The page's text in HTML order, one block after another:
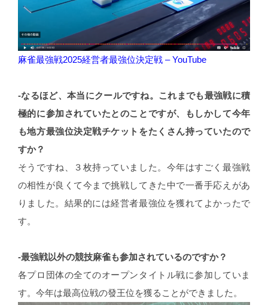
麻雀最強戦2025経営者最強位決定戦 – YouTube
-なるほど、本当にクールですね。これまでも最強戦に積
極的に参加されていたとのことですが、もしかして今年
も地方最強位決定戦チケットをたくさん持っていたので
すか？
そうですね、３枚持っていました。今年はすごく最強戦
の相性が良くて今まで挑戦してきた中で一番手応えがあ
りました。結果的には経営者最強位を獲れてよかったで
す。
-最強戦以外の競技麻雀も参加されているのですか？
各プロ団体の全てのオープンタイトル戦に参加していま
す。今年は最高位戦の發王位を獲ることができました。